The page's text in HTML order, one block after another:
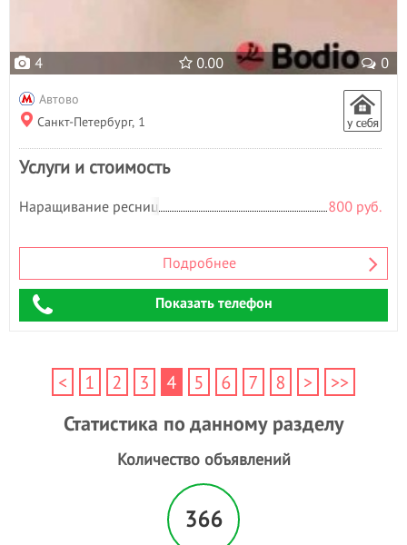
4 0.00 0
Автово
Санкт-Петербург, 1
Услуги и стоимость
Наращивание ресниц 800 руб.
Подробнее
Показать телефон
< 1 2 3 4 5 6 7 8 > >>
Статистика по данному разделу
Количество объявлений
366